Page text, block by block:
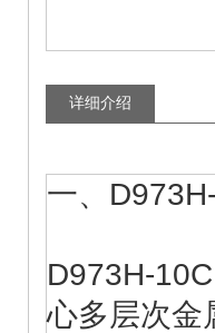
详细介绍
一、
D973H-
心多层次金